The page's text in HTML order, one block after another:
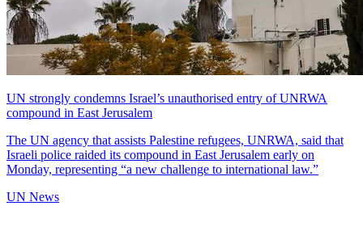
UN strongly condemns Israel’s unauthorised entry of UNRWA
compound in East Jerusalem
The UN agency that assists Palestine refugees, UNRWA, said that
Israeli police raided its compound in East Jerusalem early on
Monday, representing “a new challenge to international law.”
UN News